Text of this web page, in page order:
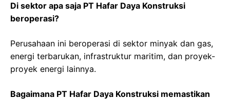
Di sektor apa saja PT Hafar Daya Konstruksi
beroperasi?
Perusahaan ini beroperasi di sektor minyak dan gas,
energi terbarukan, infrastruktur maritim, dan proyek-
proyek energi lainnya.
Bagaimana PT Hafar Daya Konstruksi memastikan